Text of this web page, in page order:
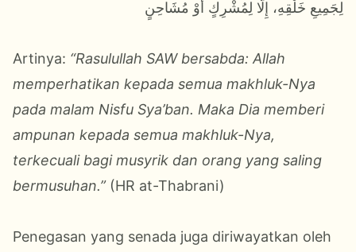
لِجَمِيعِ خَلْقِهِ، إِلَّا لِمُشْرِكٍ أَوْ مُشَاحِنٍ
Artinya: “Rasulullah SAW bersabda: Allah
memperhatikan kepada semua makhluk-Nya
pada malam Nisfu Sya’ban. Maka Dia memberi
ampunan kepada semua makhluk-Nya,
terkecuali bagi musyrik dan orang yang saling
bermusuhan.”(HR at-Thabrani)
Penegasan yang senada juga diriwayatkan oleh